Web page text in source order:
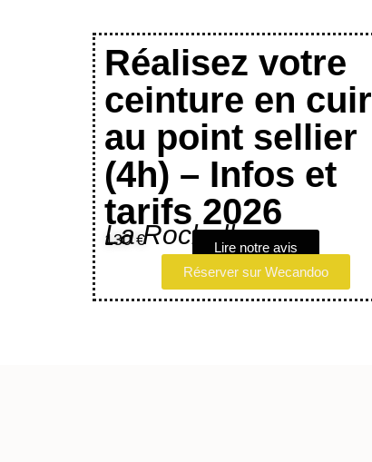
Réalisez votre
ceinture en cuir
au point sellier
(4h) – Infos et
tarifs 2026
La Rochelle
130 €
Lire notre avis
Réserver sur Wecandoo